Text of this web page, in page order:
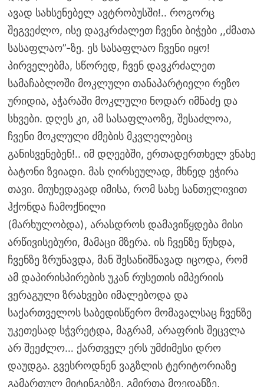
ავად სახსენებელ ავტრობუსში!.. როგორც
შეგვეძლო, ისე დავკრძალეთ ჩვენი ბიჭები ,,ძმათა
სასაფლაო”-ზე. ეს სასაფლაო ჩვენი იყო!
პირველებმა, სწორედ, ჩვენ დავკრძალეთ
სამაჩაბლოში მოკლული თანაპარტიელი რეზო
ურიდია, აჭარაში მოკლული ნოდარ იმნაძე და
სხვები. დღეს კი, ამ სასაფლაოზე, შესაძლოა,
ჩვენი მოკლული ძმების მკვლელებიც
განისვენებენ!.. იმ დღეებში, ერთადერთხელ ვნახე
ბატონი ზვიადი. მას ღირსეულად, მხნედ ეჭირა
თავი. მიუხედავად იმისა, რომ სახე სანთელივით
ჰქონდა ჩამოქნილი
(მარხულობდა), არასდროს დამავიწყდება მისი
არწივისებური, მამაცი მზერა. ის ჩვენზე წუხდა,
ჩვენზე ზრუნავდა, მან შესანიშნავად იცოდა, რომ
ამ დაპირისპირების უკან რუსეთის იმპერიის
ვერაგული ზრახვები იმალებოდა და
საქართველოს საბედისწერო მომავალსაც ჩვენზე
უკეთესად სჭვრეტდა, მაგრამ, არაფრის შეცვლა
არ შეეძლო… ქართველ ერს უმძიმესი დრო
დაუდგა. გვესროდნენ ვაგზლის ტერიტორიაზე
გამართულ მიტინგებზე, გმირთა მოედანზე,